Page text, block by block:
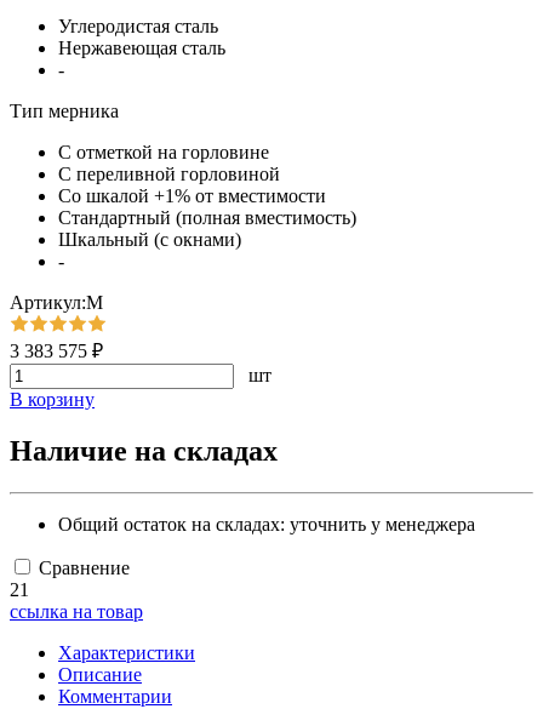
Углеродистая сталь
Нержавеющая сталь
-
Тип мерника
С отметкой на горловине
С переливной горловиной
Со шкалой +1% от вместимости
Стандартный (полная вместимость)
Шкальный (с окнами)
-
Артикул:М
3 383 575 ₽
шт
В корзину
Наличие на складах
Общий остаток на складах: уточнить у менеджера
Сравнение
21
ссылка на товар
Характеристики
Описание
Комментарии